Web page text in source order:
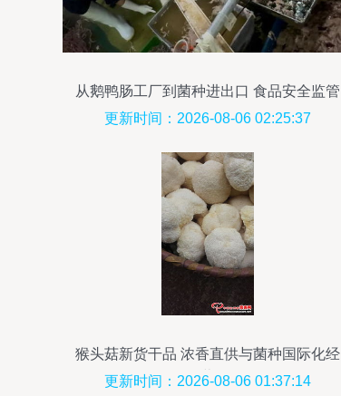
从鹅鸭肠工厂到菌种进出口 食品安全监管
的深思
更新时间：2026-08-06 02:25:37
猴头菇新货干品 浓香直供与菌种国际化经
营
更新时间：2026-08-06 01:37:14